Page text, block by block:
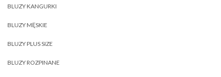
BLUZY KANGURKI
BLUZY MĘSKIE
BLUZY PLUS SIZE
BLUZY ROZPINANE